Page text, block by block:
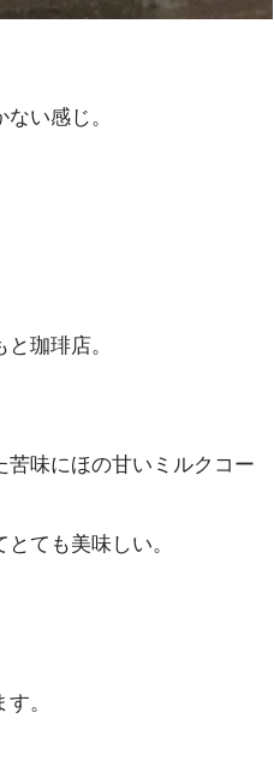
い感じ。
珈琲店。
味にほの甘いミルクコー
ても美味しい。
。